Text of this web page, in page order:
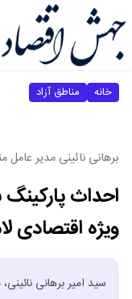
خانه مناطق آزاد
برهانی نائینی مدیر عامل
ویژه اقتصادی
سید امیر برهانی